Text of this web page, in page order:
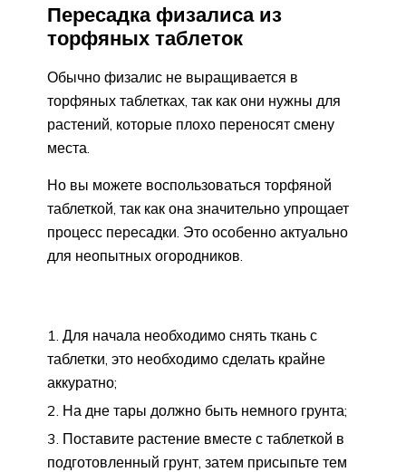
Пересадка физалиса из
торфяных таблеток
Обычно физалис не выращивается в
торфяных таблетках, так как они нужны для
растений, которые плохо переносят смену
места.
Но вы можете воспользоваться торфяной
таблеткой, так как она значительно упрощает
процесс пересадки. Это особенно актуально
для неопытных огородников.
Для начала необходимо снять ткань с
таблетки, это необходимо сделать крайне
аккуратно;
На дне тары должно быть немного грунта;
Поставите растение вместе с таблеткой в
подготовленный грунт, затем присыпьте тем